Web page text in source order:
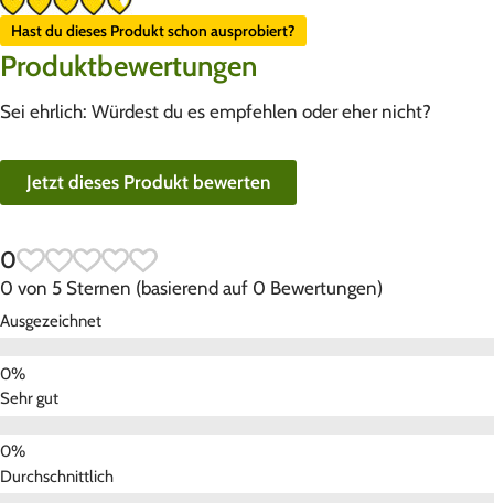
Hast du dieses Produkt schon ausprobiert?
Produktbewertungen
Sei ehrlich: Würdest du es empfehlen oder eher nicht?
Jetzt dieses Produkt bewerten
0
0 von 5 Sternen (basierend auf 0 Bewertungen)
Ausgezeichnet
Sehr gut
Durchschnittlich